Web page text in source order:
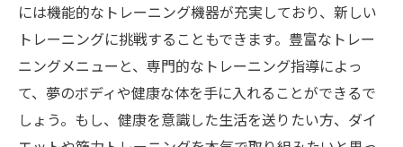
には機能的なトレーニング機器が充実しており、新しい
トレーニングに挑戦することもできます。豊富なトレー
ニングメニューと、専門的なトレーニング指導によっ
て、夢のボディや健康な体を手に入れることができるで
しょう。もし、健康を意識した生活を送りたい方、ダイ